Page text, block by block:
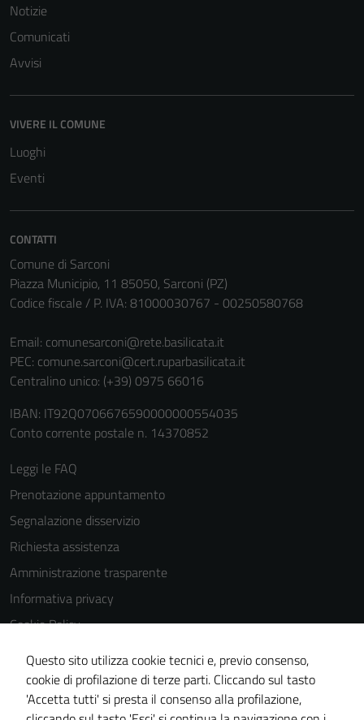
Notizie
Comunicati
Avvisi
VIVERE IL COMUNE
Luoghi
Eventi
CONTATTI
Comune di Sarconi
Piazza Municipio, 11 85050, Sarconi (PZ)
Codice fiscale / P. IVA: 81000030767 - 00250580768
Email: comunesarconi@rete.basilicata.it
PEC: comune.sarconi@cert.ruparbasilicata.it
Centralino unico: (+39) 0975 66016
IBAN: IT92Q0706676590000000554035
Conto corrente postale n. 14370852
Leggi le FAQ
Prenotazione appuntamento
Segnalazione disservizio
Richiesta assistenza
Amministrazione trasparente
Informativa privacy
Cookie Policy
Note legali
Dichiarazione di accessibilità
Piano di miglioramento del sito
Questo sito utilizza cookie tecnici e, previo consenso,
cookie di profilazione di terze parti. Cliccando sul tasto
'Accetta tutti' si presta il consenso alla profilazione,